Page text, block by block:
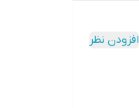
افزودن نظر